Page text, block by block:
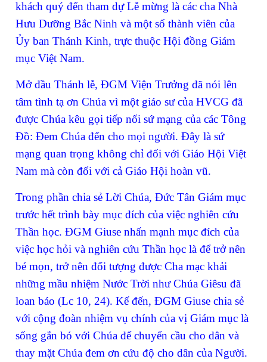
khách quý đến tham dự Lễ mừng là các cha Nhà
Hưu Dưỡng Bắc Ninh và một số thành viên của
Ủy ban Thánh Kinh, trực thuộc Hội đồng Giám
mục Việt Nam.
Mở đầu Thánh lễ, ĐGM Viện Trưởng đã nói lên
tâm tình tạ ơn Chúa vì một giáo sư của HVCG đã
được Chúa kêu gọi tiếp nối sứ mạng của các Tông
Đồ: Đem Chúa đến cho mọi người. Đây là sứ
mạng quan trọng không chỉ đối với Giáo Hội Việt
Nam mà còn đối với cả Giáo Hội hoàn vũ.
Trong phần chia sẻ Lời Chúa, Đức Tân Giám mục
trước hết trình bày mục đích của việc nghiên cứu
Thần học. ĐGM Giuse nhấn mạnh mục đích của
việc học hỏi và nghiên cứu Thần học là để trở nên
bé mọn, trở nên đối tượng được Cha mạc khải
những mầu nhiệm Nước Trời như Chúa Giêsu đã
loan báo (Lc 10, 24). Kế đến, ĐGM Giuse chia sẻ
với cộng đoàn nhiệm vụ chính của vị Giám mục là
sống gắn bó với Chúa để chuyển cầu cho dân và
thay mặt Chúa đem ơn cứu độ cho dân của Người.